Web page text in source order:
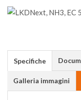
Specifiche
Galleria immagini